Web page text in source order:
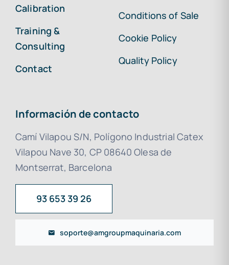
Calibration
Training &
Consulting
Contact
Conditions of Sale
Cookie Policy
Quality Policy
Información de contacto
Camí Vilapou S/N, Polígono Industrial Catex
Vilapou Nave 30, CP 08640 Olesa de
Montserrat, Barcelona
93 653 39 26
soporte@amgroupmaquinaria.com